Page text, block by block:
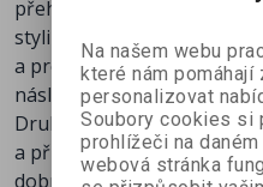
přehled klíčových
stylizování jídla pomocí
a prozrazuje postupy, jak
následném zpracování v
Druhé vydání originálu
a příklady, které
dobré osvětlení a
Na našem webu
které nám
personalizovat
Soubory cookies si
prohlížeči na
webová stránka